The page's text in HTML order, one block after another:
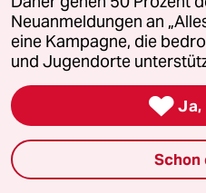
solidarischen Fonds für
auf. Eine offene
zugänglichen
zivilgesellschaftliches
auch? Dann machen Sie
unsere Aktion.
Neuanmeldungen an
eine Kampagne, die
und Jugendorte
 Ja,
Schon